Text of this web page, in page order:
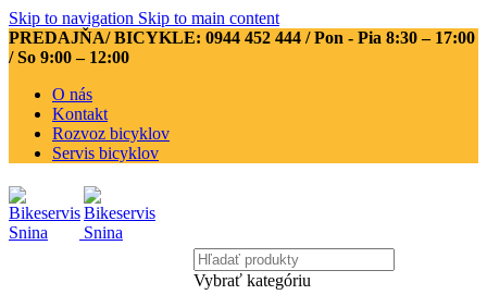
Skip to navigation Skip to main content
PREDAJŇA/ BICYKLE: 0944 452 444 / Pon - Pia 8:30 – 17:00
/ So 9:00 – 12:00
O nás
Kontakt
Rozvoz bicyklov
Servis bicyklov
Vybrať kategóriu